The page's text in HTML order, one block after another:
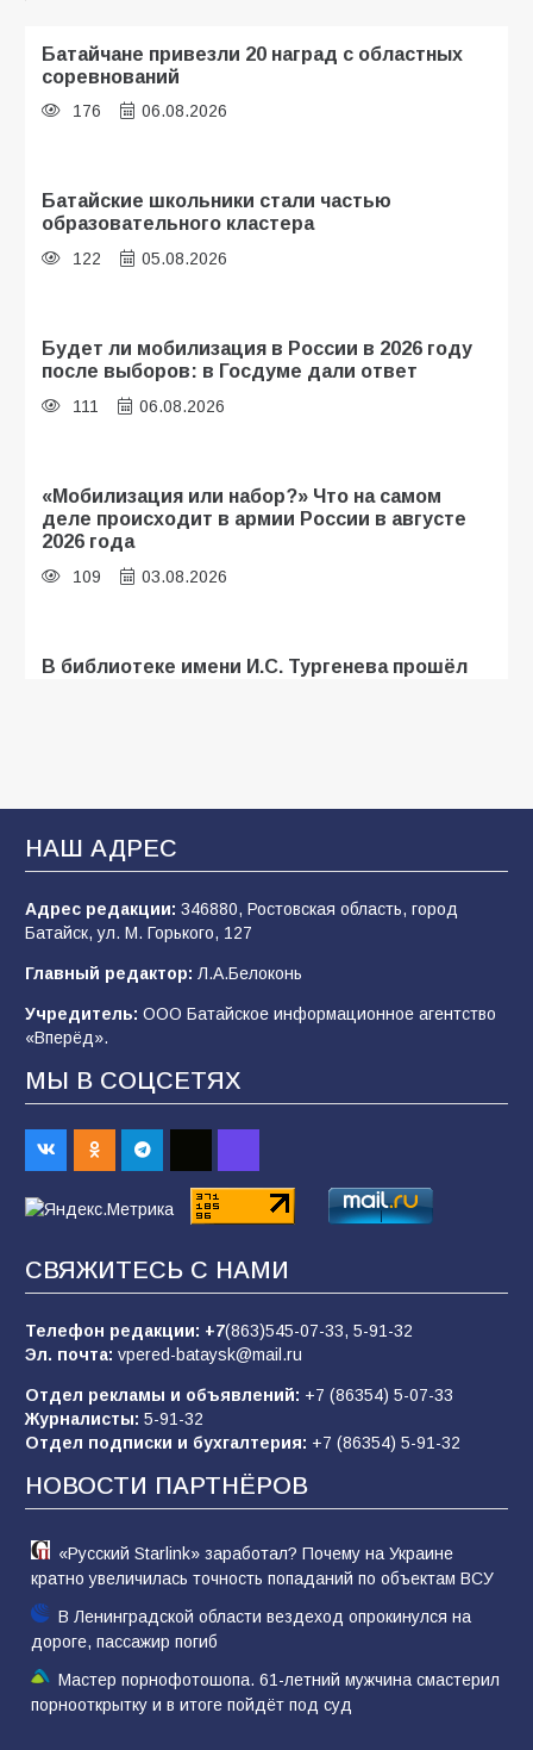
Батайчане привезли 20 наград с областных
соревнований
176 06.08.2026
Батайские школьники стали частью
образовательного кластера
122 05.08.2026
Будет ли мобилизация в России в 2026 году
после выборов: в Госдуме дали ответ
111 06.08.2026
«Мобилизация или набор?» Что на самом
деле происходит в армии России в августе
2026 года
109 03.08.2026
В библиотеке имени И.С. Тургенева прошёл
В Батайске продолжаются дорожные работы
108 04.08.2026
строительные профессии в ходе
спортивного праздника
90
Батайским спортсменам вручили награды
Евгений Остапенко
Батайчане вышли в финал Всероссийского
конкурса «Большая перемена»
НАШ АДРЕС
Адрес редакции: 346880, Ростовская область, город
Батайск, ул. М. Горького, 127
Главный редактор: Л.А.Белоконь
Учредитель: ООО Батайское информационное агентство
«Вперёд».
МЫ В СОЦСЕТЯХ
СВЯЖИТЕСЬ С НАМИ
Телефон редакции: +7(863)545-07-33, 5-91-32
Эл. почта: vpered-bataysk@mail.ru
Отдел рекламы и объявлений: +7 (86354) 5-07-33
Журналисты: 5-91-32
Отдел подписки и бухгалтерия: +7 (86354) 5-91-32
НОВОСТИ ПАРТНЁРОВ
«Русский Starlink» заработал? Почему на Украине
кратно увеличилась точность попаданий по объектам ВСУ
В Ленинградской области вездеход опрокинулся на
дороге, пассажир погиб
Мастер порнофотошопа. 61-летний мужчина смастерил
порнооткрытку и в итоге пойдёт под суд